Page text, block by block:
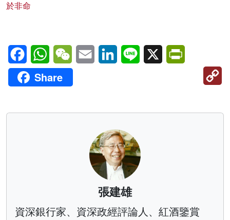
於非命
FacebookWhatsAppWeChatEmail LinkedInLine X
Share
張建雄
資深銀行家、資深政經評論人、紅酒鑒賞